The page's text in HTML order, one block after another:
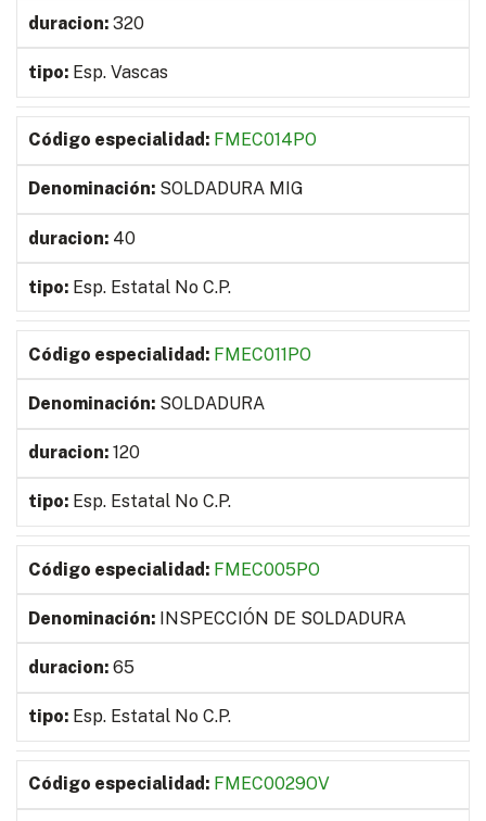
320
Esp. Vascas
FMEC014PO
SOLDADURA MIG
40
Esp. Estatal No C.P.
FMEC011PO
SOLDADURA
120
Esp. Estatal No C.P.
FMEC005PO
INSPECCIÓN DE SOLDADURA
65
Esp. Estatal No C.P.
FMEC0029OV